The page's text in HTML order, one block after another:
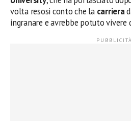
volta resosi conto che la carriera
ingranare e avrebbe potuto vivere